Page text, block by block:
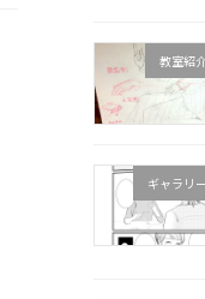
教室紹介
ギャラリー